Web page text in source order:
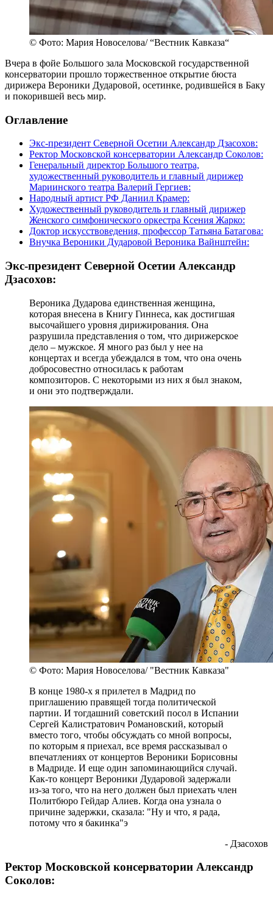
© Фото: Мария Новоселова/ “Вестник Кавказа“
Вчера в фойе Большого зала Московской государственной
консерватории прошло торжественное открытие бюста
дирижера Вероники Дударовой, осетинке, родившейся в Баку
и покорившей весь мир.
Оглавление
Экс-президент Северной Осетии Александр Дзасохов:
Ректор Московской консерватории Александр Соколов:
Генеральный директор Большого театра,
художественный руководитель и главный дирижер
Мариинского театра Валерий Гергиев:
Народный артист РФ Даниил Крамер:
Художественный руководитель и главный дирижер
Женского симфонического оркестра Ксения Жарко:
Доктор искусствоведения, профессор Татьяна Батагова:
Внучка Вероники Дударовой Вероника Вайнштейн:
Экс-президент Северной Осетии Александр
Дзасохов:
Вероника Дударова единственная женщина,
которая внесена в Книгу Гиннеса, как достигшая
высочайшего уровня дирижирования. Она
разрушила представления о том, что дирижерское
дело – мужское. Я много раз был у нее на
концертах и всегда убеждался в том, что она очень
добросовестно относилась к работам
композиторов. С некоторыми из них я был знаком,
и они это подтверждали.
© Фото: Мария Новоселова/ "Вестник Кавказа"
В конце 1980-х я прилетел в Мадрид по
приглашению правящей тогда политической
партии. И тогдашний советский посол в Испании
Сергей Калистратович Романовский, который
вместо того, чтобы обсуждать со мной вопросы,
по которым я приехал, все время рассказывал о
впечатлениях от концертов Вероники Борисовны
в Мадриде. И еще один запоминающийся случай.
Как-то концерт Вероники Дударовой задержали
из-за того, что на него должен был приехать член
Политбюро Гейдар Алиев. Когда она узнала о
причине задержки, сказала: "Ну и что, я рада,
потому что я бакинка"э
- Дзасохов
Ректор Московской консерватории Александр
Соколов: